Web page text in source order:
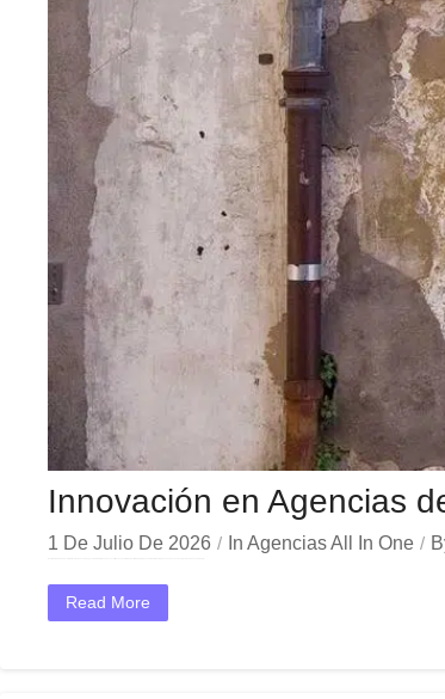
Innovación en Agencias
1 De Julio De 2026 In Agencias All In One
Read More